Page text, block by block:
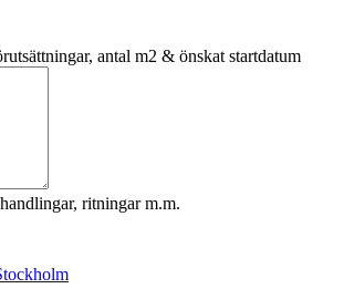
antal m2 & önskat startdatum
ritningar m.m.